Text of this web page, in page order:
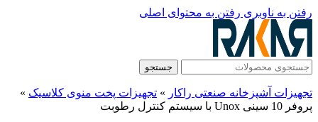
رفتن به ناوبری رفتن به محتوای اصلی
جستجو
تجهیزات آشپزخانه صنعتی راکار » تجهیزات پخت منوی کلاسیک »
پروفر 10 سینی Unox با سیستم کنترل رطوبت